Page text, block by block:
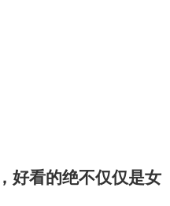
好看的绝不仅仅是女